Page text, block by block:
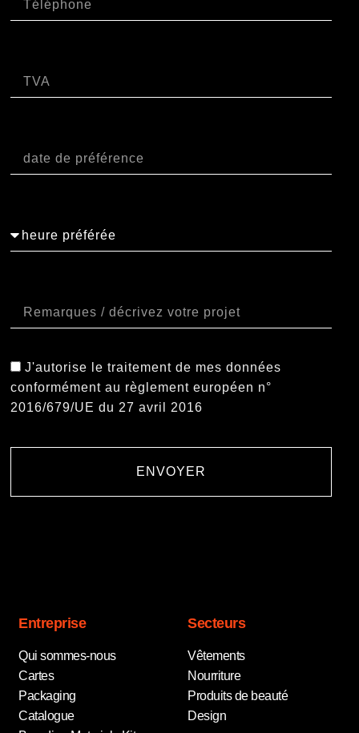
J'autorise le traitement de mes données
conformément au règlement européen n°
2016/679/UE du 27 avril 2016
ENVOYER
Entreprise
Qui sommes-nous
Cartes
Packaging
Catalogue
Secteurs
Vêtements
Nourriture
Produits de beauté
Design